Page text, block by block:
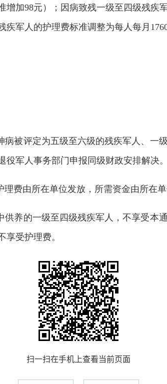
增加98元）；因病致残一级至四级残疾
疾军人的护理费标准调整为每人每月
被评定为五级至六级的残疾军人、一
军人事务部门申报同级财政安排解决。
费由所在单位发放，所需资金由所在单
养的一级至四级残疾军人，不享受本
受护理费。
扫一扫在手机上查看当前页面